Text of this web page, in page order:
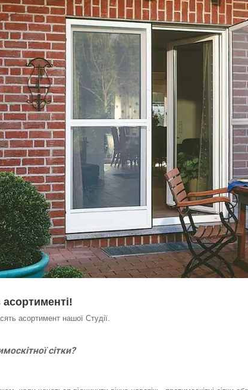
асортименті!
асортимент нашої Студії.
сітки?